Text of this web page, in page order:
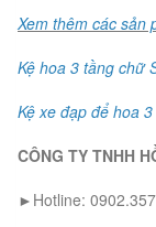
Xem thêm các sản
Kệ hoa 3 tầng chữ
Kệ xe đạp để hoa
CÔNG TY TNHH
►Hotline: